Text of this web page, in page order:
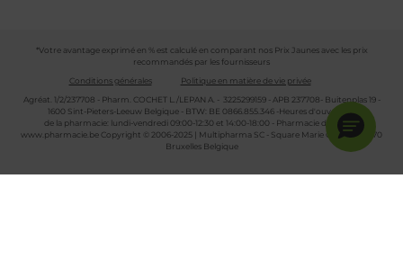
*Votre avantage exprimé en % est calculé en comparant nos Prix Jaunes avec les prix
recommandés par les fournisseurs
Conditions générales
Politique en matière de vie privée
Agréat. 1/2/237708 - Pharm. COCHET L./LEPAN A. - 3225299159 - APB 237708- Buitenplas 19 -
1600 Sint-Pieters-Leeuw Belgique - BTW: BE 0866.855.346 -Heures d'ouverture
de la pharmacie: lundi-vendredi 09:00-12:30 et 14:00-18:00 - Pharmacie de garde :
www.pharmacie.beCopyright © 2006-2025 | Multipharma SC - Square Marie Curie 30 - 1070
Bruxelles Belgique